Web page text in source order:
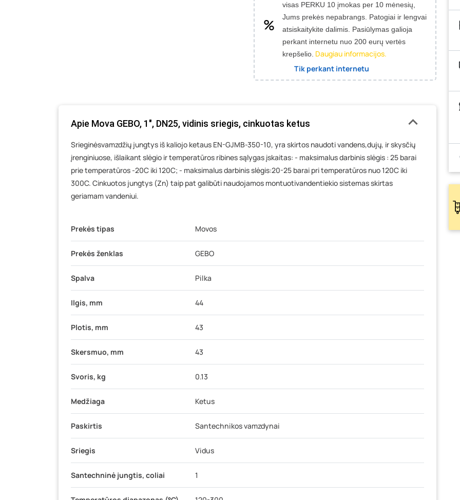
visas PERKU 10 įmokas per 10 mėnesių,
Jums prekės nepabrangs. Patogiai ir lengvai
atsiskaitykite dalimis. Pasiūlymas galioja
perkant internetu nuo 200 eurų vertės
krepšelio. Daugiau informacijos.
Tik perkant internetu
Apie Mova GEBO, 1", DN25, vidinis sriegis, cinkuotas ketus
Srieginėsvamzdžių jungtys iš kaliojo ketaus EN-GJMB-350-10, yra skirtos naudoti vandens,dujų, ir skysčių
įrenginiuose, išlaikant slėgio ir temperatūros ribines sąlygas įskaitas: - maksimalus darbinis slėgis : 25 barai
prie temperatūros -20C iki 120C; - maksimalus darbinis slėgis:20-25 barai pri temperatūros nuo 120C iki
300C. Cinkuotos jungtys (Zn) taip pat galibūti naudojamos montuotivandentiekio sistemas skirtas
geriamam vandeniui.
Prekės tipas Movos
Prekės ženklas GEBO
Spalva Pilka
Ilgis, mm 44
Plotis, mm 43
Skersmuo, mm 43
Svoris, kg 0.13
Medžiaga Ketus
Paskirtis Santechnikos vamzdynai
Sriegis Vidus
Santechninė jungtis, coliai 1